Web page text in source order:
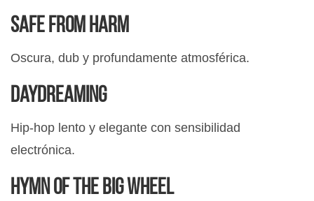
Safe from Harm
Oscura, dub y profundamente atmosférica.
Daydreaming
Hip-hop lento y elegante con sensibilidad
electrónica.
Hymn of the Big Wheel